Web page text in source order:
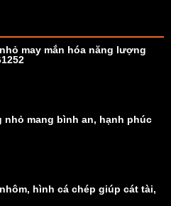
may mắn hóa năng lượng
nhỏ mang bình an, hạnh phúc
hình cá chép giúp cát tài,